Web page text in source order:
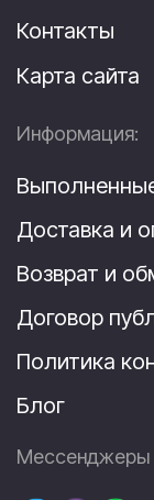
Контакты
Карта сайта
Информация:
Доставка и
Возврат и
Договор
Политика
Блог
Мессенджеры